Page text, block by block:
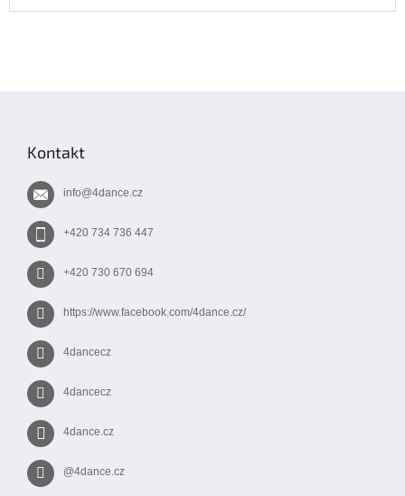
Kontakt
info@4dance.cz
+420 734 736 447
+420 730 670 694
https://www.facebook.com/4dance.cz/
4dancecz
4dancecz
4dance.cz
@4dance.cz